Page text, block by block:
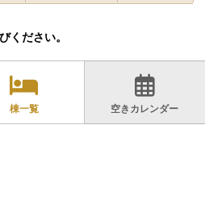
ください。
棟一覧 空きカレンダー